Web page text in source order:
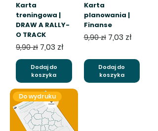
Karta
treningowa |
DRAW A RALLY-
O TRACK
Regularna cena
9,90 zł Cena rabatowa
7,03 zł
Dodaj do
koszyka
Karta
planowania |
Finanse
Regularna cena
9,90 zł Cena
7,03 zł
Dodaj do
koszyka
Do wydruku